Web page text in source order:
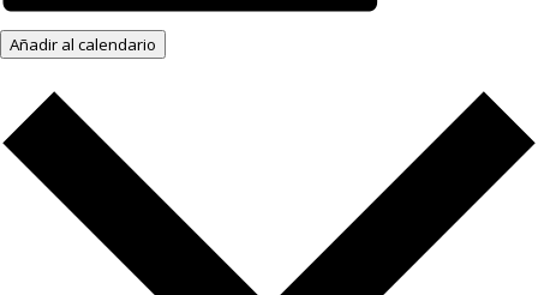
Añadir al calendario